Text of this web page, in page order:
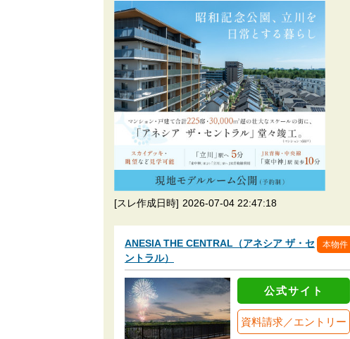
[スレ作成日時] 2026-07-04 22:47:18
ANESIA THE CENTRAL（アネシア ザ・セ
ントラル）
本物件
公式サイト
資料請求／エントリー